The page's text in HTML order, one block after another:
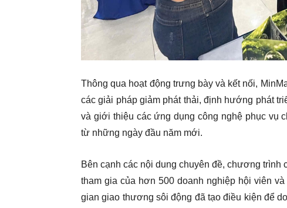
Thông qua hoạt động trưng bày và kết nối,
các giải pháp giảm phát thải, định hướng phát
và giới thiệu các ứng dụng công nghệ phục vụ
từ những ngày đầu năm mới.
Bên cạnh các nội dung chuyên đề, chương
tham gia của hơn 500 doanh nghiệp hội viên
gian giao thương sôi động đã tạo điều kiện để